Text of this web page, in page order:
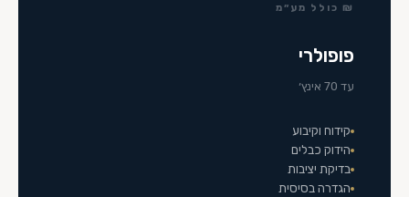
₪ כולל מע״מ
פופולרי
עד 70 אינץ׳
קידוח וקיבוע
הידוק כבלים
בדיקת יציבות
הגדרה בסיסית